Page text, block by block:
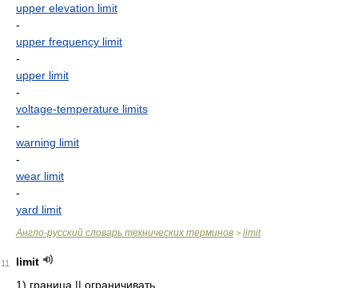
upper elevation limit
-
upper frequency limit
-
upper limit
-
voltage-temperature limits
-
warning limit
-
wear limit
-
yard limit
Англо-русский словарь технических терминов > limit
11
limit
1) граница || ограничивать